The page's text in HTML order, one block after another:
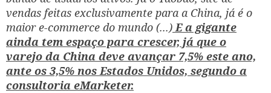
vendas feitas exclusivamente para a China, já é o
maior e-commerce do mundo (...)E a gigante
ainda tem espaço para crescer, já que o
varejo da China deve avançar 7,5% este ano,
ante os 3,5% nos Estados Unidos, segundo a
consultoria eMarketer.